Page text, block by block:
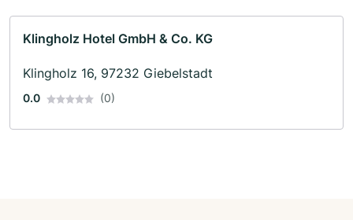
Klingholz Hotel GmbH & Co. KG
Klingholz 16, 97232 Giebelstadt
0.0 (0)